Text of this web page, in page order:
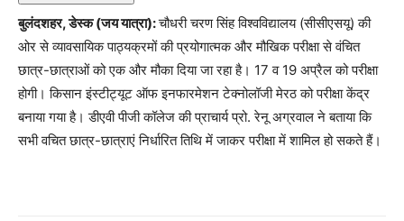
बुलंदशहर, डेस्क (जय यात्रा):चौधरी चरण सिंह विश्वविद्यालय (सीसीएसयू) की
ओर से व्यावसायिक पाठ्यक्रमों की प्रयोगात्मक और मौखिक परीक्षा से वंचित
छात्र-छात्राओं को एक और मौका दिया जा रहा है। 17 व 19 अप्रैल को परीक्षा
होगी। किसान इंस्टीट्यूट ऑफ इनफारमेशन टेक्नोलॉजी मेरठ को परीक्षा केंद्र
बनाया गया है। डीएवी पीजी कॉलेज की प्राचार्य प्रो. रेनू अग्रवाल ने बताया कि
सभी वचित छात्र-छात्राएं निर्धारित तिथि में जाकर परीक्षा में शामिल हो सकते हैं।